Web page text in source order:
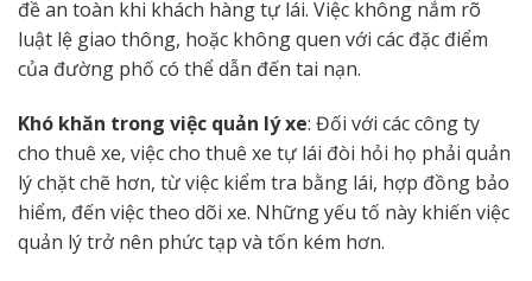
đề an toàn khi khách hàng tự lái. Việc không nắm rõ
luật lệ giao thông, hoặc không quen với các đặc điểm
của đường phố có thể dẫn đến tai nạn.
Khó khăn trong việc quản lý xe: Đối với các công ty
cho thuê xe, việc cho thuê xe tự lái đòi hỏi họ phải quản
lý chặt chẽ hơn, từ việc kiểm tra bằng lái, hợp đồng bảo
hiểm, đến việc theo dõi xe. Những yếu tố này khiến việc
quản lý trở nên phức tạp và tốn kém hơn.